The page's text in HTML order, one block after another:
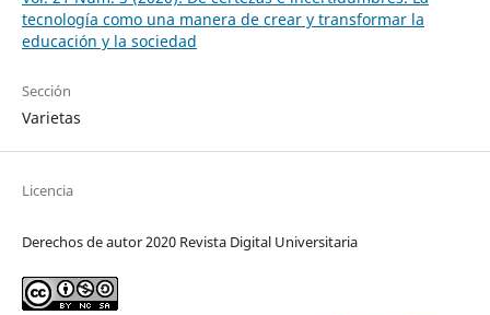
tecnología como una manera de crear y transformar la
educación y la sociedad
Sección
Varietas
Licencia
Derechos de autor 2020 Revista Digital Universitaria